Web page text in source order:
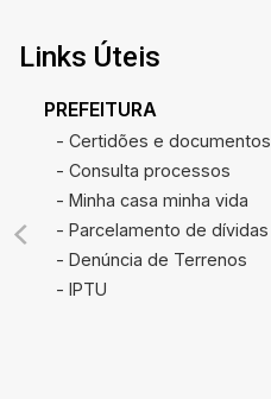
Links Úteis
PREFEITURA
- Certidões e documentos
- Consulta processos
- Minha casa minha vida
- Parcelamento de dívidas
- Denúncia de Terrenos
- IPTU